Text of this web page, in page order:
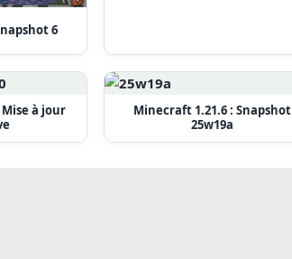
6
à jour
Minecraft 1.21.6 : Snapshot
25w19a